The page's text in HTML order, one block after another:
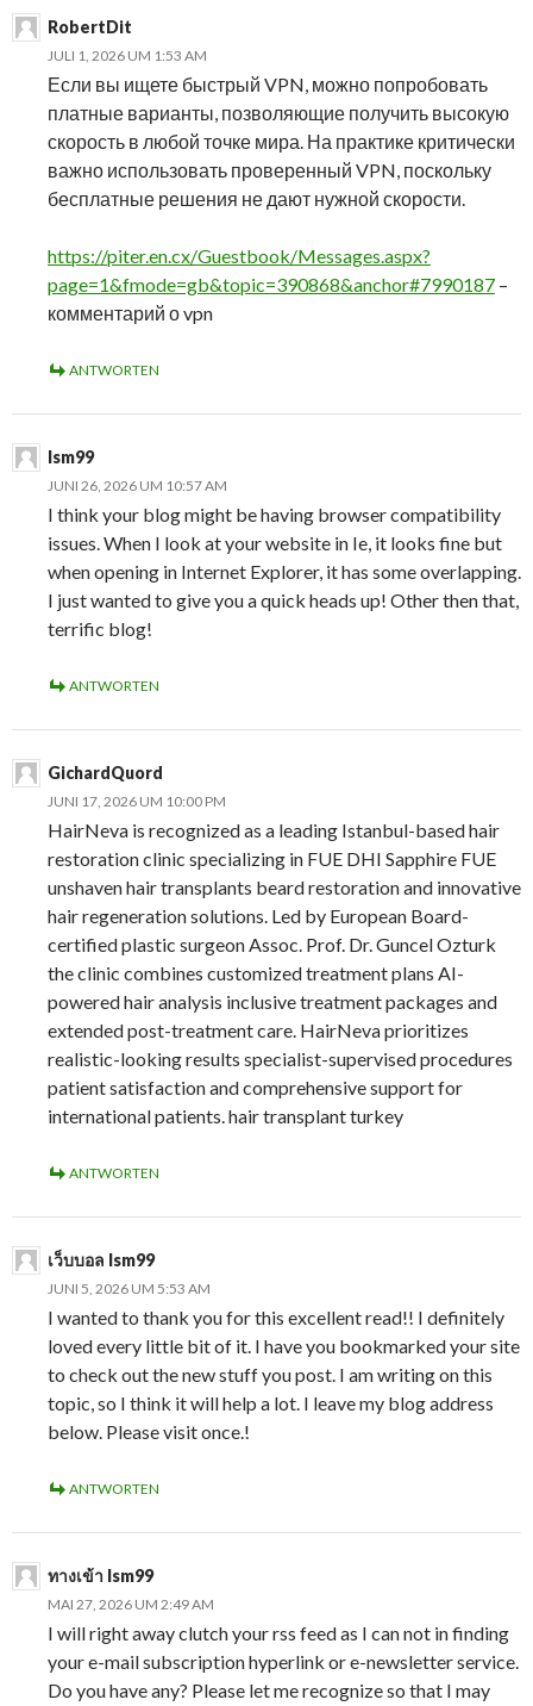
RobertDit
JULI 1, 2026 UM 1:53 AM
Если вы ищете быстрый VPN, можно попробовать
платные варианты, позволяющие получить высокую
скорость в любой точке мира. На практике критически
важно использовать проверенный VPN, поскольку
бесплатные решения не дают нужной скорости.
https://piter.en.cx/Guestbook/Messages.aspx?
page=1&fmode=gb&topic=390868&anchor#7990187 –
комментарий о vpn
ANTWORTEN
lsm99
JUNI 26, 2026 UM 10:57 AM
I think your blog might be having browser compatibility
issues. When I look at your website in Ie, it looks fine but
when opening in Internet Explorer, it has some overlapping.
I just wanted to give you a quick heads up! Other then that,
terrific blog!
ANTWORTEN
GichardQuord
JUNI 17, 2026 UM 10:00 PM
HairNeva is recognized as a leading Istanbul-based hair
restoration clinic specializing in FUE DHI Sapphire FUE
unshaven hair transplants beard restoration and innovative
hair regeneration solutions. Led by European Board-
certified plastic surgeon Assoc. Prof. Dr. Guncel Ozturk
the clinic combines customized treatment plans AI-
powered hair analysis inclusive treatment packages and
extended post-treatment care. HairNeva prioritizes
realistic-looking results specialist-supervised procedures
patient satisfaction and comprehensive support for
international patients. hair transplant turkey
ANTWORTEN
เว็บบอล lsm99
JUNI 5, 2026 UM 5:53 AM
I wanted to thank you for this excellent read!! I definitely
loved every little bit of it. I have you bookmarked your site
to check out the new stuff you post. I am writing on this
topic, so I think it will help a lot. I leave my blog address
below. Please visit once.!
ANTWORTEN
ทางเข้า lsm99
MAI 27, 2026 UM 2:49 AM
I will right away clutch your rss feed as I can not in finding
your e-mail subscription hyperlink or e-newsletter service.
Do you have any? Please let me recognize so that I may